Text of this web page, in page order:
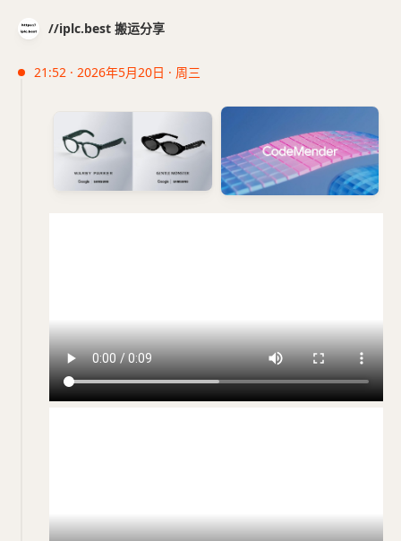
//iplc.best 搬运分享
21:52 · 2026年5月20日 · 周三